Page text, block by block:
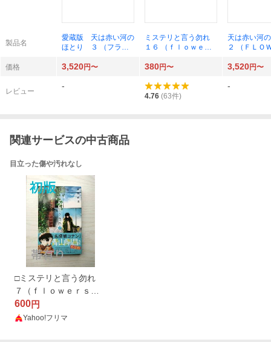
製品名
愛蔵版 天は赤い河の
ほとり ３ （フラワ
ャル〕） 篠原千絵
ミステリと言う勿れ
１６ （ｆｌｏｗｅｒ
α） 田村由美／著
天は赤い河
２ （ＦＬ
ＣＩＡＬ）
価格 3,520円〜 380円〜 3,520円〜
レビュー
-
4.76 (63件)
-
関連サービスの中古商品
目立った傷や汚れなし
□ミステリと言う勿れ
７（ｆｌｏｗｅｒｓフ
ラワーコミックスα） 田
村由美／著
600円
Yahoo!フリマ